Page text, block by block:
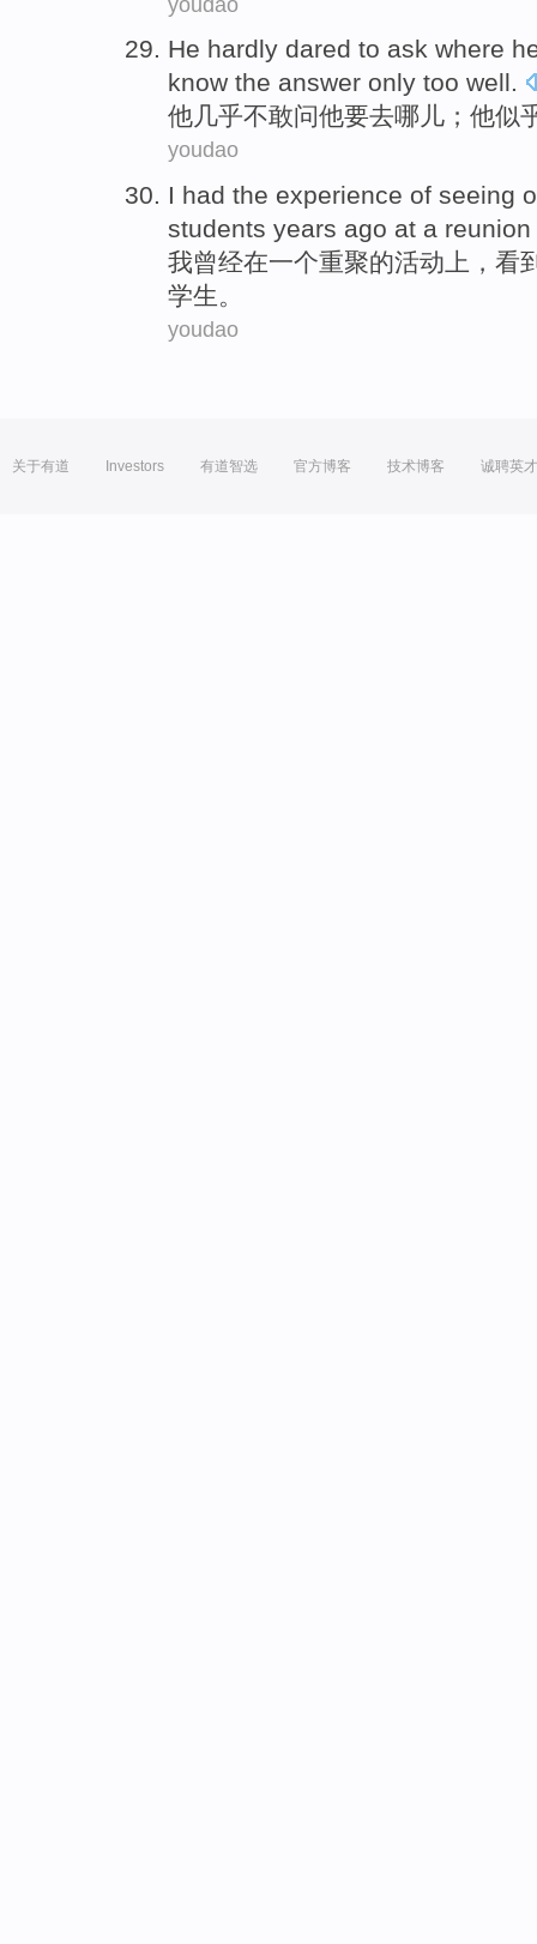
He hardly dared to ask where
know the answer only too well.
他几乎不敢问他要去哪儿 ；他似
youdao
I had the experience of seeing
students years ago at a reunion
我曾经在一个重聚的活动 上， 看
学生。
youdao
关于有道 Investors 有道智选 官方博客 技术博客 诚聘英才